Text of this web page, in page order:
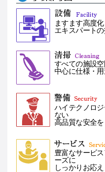
ますます高度
エキスパート
すべての施設
中心に仕様・用
ハイテクノロ
ない
高品質な安全を
豊富なサービ
ーズに
しっかりお応え